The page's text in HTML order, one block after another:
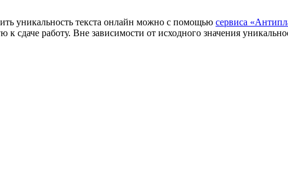
уникальность текста онлайн можно с помощью сервиса
к сдаче работу. Вне зависимости от исходного значения